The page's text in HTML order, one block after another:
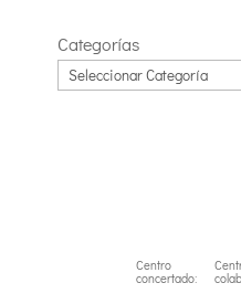
Categorías
Centro
concertado: